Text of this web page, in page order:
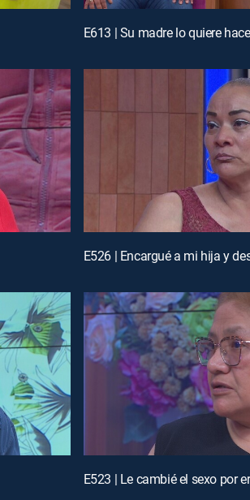
E613 | Su madre lo quiere
E526 | Encargué a mi hija y
E523 | Le cambié el sexo por